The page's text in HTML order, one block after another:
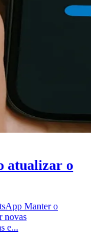
atualizar o
Manter o
novas
e...